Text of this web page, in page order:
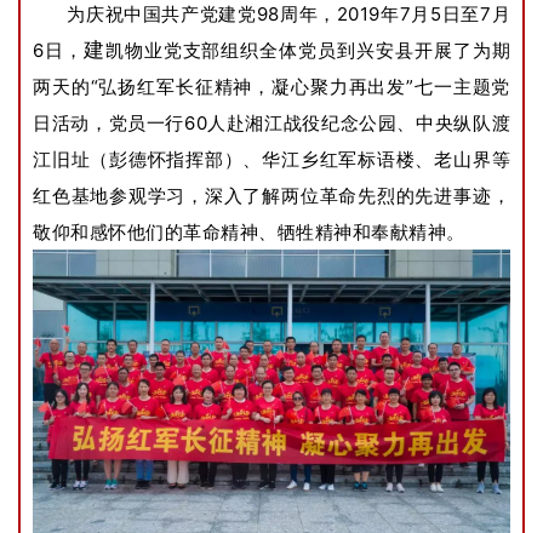
为庆祝中国共产党建党98周年 ，2019年7月5日至7月
6日， 建凯物业党支部组织全体党员到兴安县开展了为期
两天的“弘扬红军长征精神，凝心聚力再出发”七一主题党
日活动，党员一行60人赴湘江战役纪念公园、中央纵队渡
江旧址（彭德怀指挥部）、华江乡红军标语楼、老山界等
红色基地参观学习，深入了解两位革命先烈的先进事迹，
敬仰和感怀他们的革命精神、牺牲精神和奉献精神。